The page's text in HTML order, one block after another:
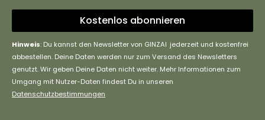
Kostenlos abonnieren
Hinweis: Du kannst den Newsletter von GINZAI jederzeit und kostenfrei
abbestellen. Deine Daten werden nur zum Versand des Newsletters
genutzt. Wir geben Deine Daten nicht weiter. Mehr Informationen zum
Umgang mit Nutzer-Daten findest Du in unseren
Datenschutzbestimmungen